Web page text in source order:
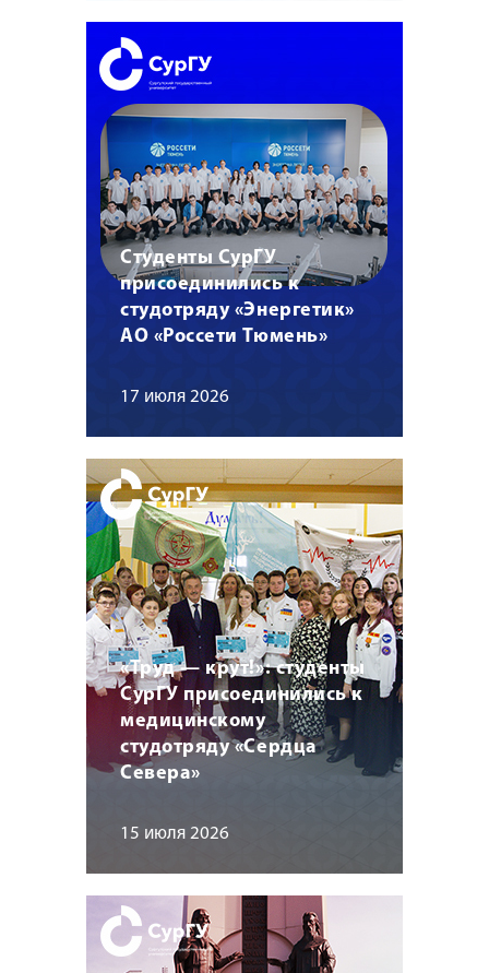
Студенты СурГУ
присоединились к
студотряду «Энергетик»
АО «Россети Тюмень»
17 июля 2026
«Труд — крут!»: студенты
СурГУ присоединились к
медицинскому
студотряду «Сердца
Севера»
15 июля 2026